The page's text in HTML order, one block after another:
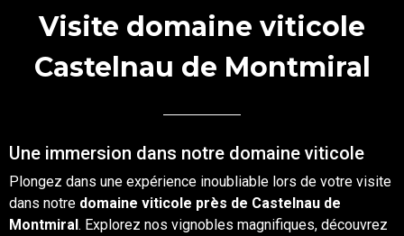
Visite domaine viticole
Castelnau de Montmiral
Une immersion dans notre domaine viticole
Plongez dans une expérience inoubliable lors de votre visite
dans notre domaine viticole près de Castelnau de
Montmiral. Explorez nos vignobles magnifiques, découvrez